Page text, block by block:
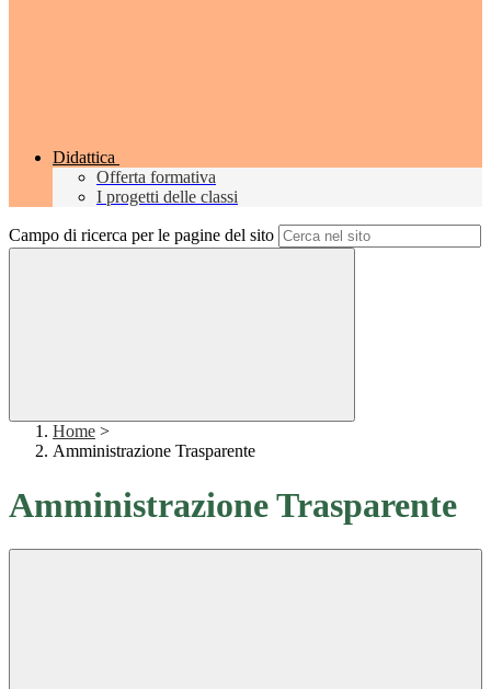
Didattica
Offerta formativa
I progetti delle classi
Campo di ricerca per le pagine del sito
Home >
Amministrazione Trasparente
Amministrazione Trasparente